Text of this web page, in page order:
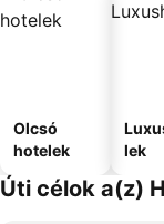
Olcsó
hotelek
lek
Úti célok a(z)